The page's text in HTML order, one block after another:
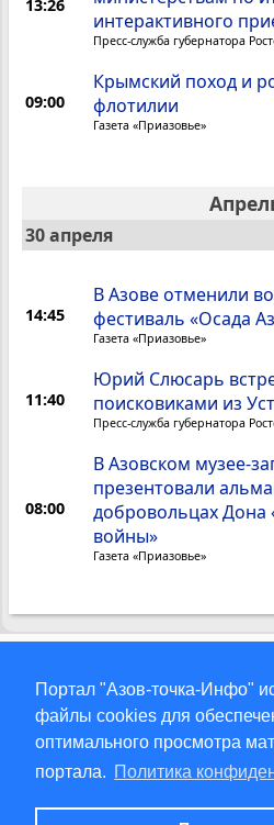
Портал "Азов-точка-Инфо"
файлы cookies для
оптимального просмотра
портала. Политика
13:26
интерактивного
Пресс-служба губернатора
09:00
Крымский поход и
флотилии
Газета «Приазовье»
30 апреля
14:45
В Азове отменили
фестиваль «Осада
Газета «Приазовье»
11:40
Юрий Слюсарь
поисковиками из
Пресс-служба губернатора
08:00
В Азовском музее-
презентовали
добровольцах Дона
войны»
Газета «Приазовье»